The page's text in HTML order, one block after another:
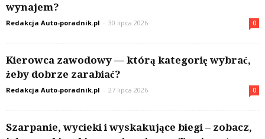
wynajem?
Redakcja Auto-poradnik.pl - 30 lipca 2026 0
Kierowca zawodowy — którą kategorię wybrać,
żeby dobrze zarabiać?
Redakcja Auto-poradnik.pl - 27 lipca 2026 0
Szarpanie, wycieki i wyskakujące biegi – zobacz,